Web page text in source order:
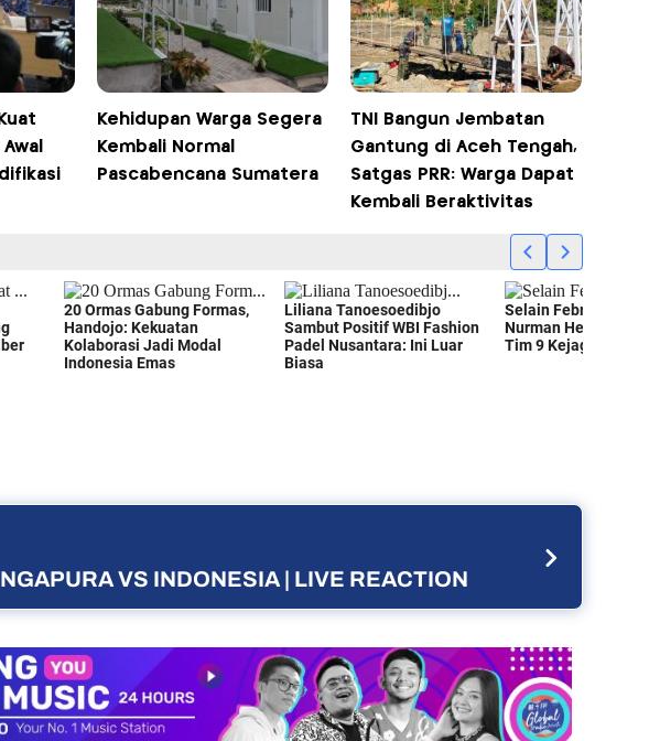
Kehidupan Warga Segera
Kembali Normal
Pascabencana Sumatera
TNI Bangun Jembatan
Gantung di Aceh Tengah,
Satgas PRR: Warga Dapat
Kembali Beraktivitas
VS INDONESIA | LIVE REACTION